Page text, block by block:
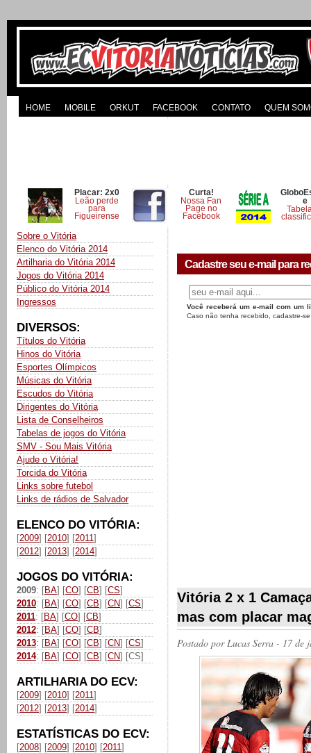
HOME MOBILE ORKUT FACEBOOK CONTATO QUEM
Placar: 2x0
Leão perde
para
Figueirense
Curta!
Nossa Fan
Page no
Facebook
e
Sobre o Vitória
Elenco do Vitória 2014
Artilharia do Vitória 2014
Jogos do Vitória 2014
Público do Vitória 2014
Ingressos
DIVERSOS:
Títulos do Vitória
Hinos do Vitória
Esportes Olímpicos
Músicas do Vitória
Escudos do Vitória
Dirigentes do Vitória
Lista de Conselheiros
Tabelas de jogos do Vitória
SMV - Sou Mais Vitória
Ajude o Vitória!
Torcida do Vitória
Links sobre futebol
Links de rádios de Salvador
ELENCO DO VITÓRIA:
[2009] [2010] [2011]
[2012] [2013] [2014]
JOGOS DO VITÓRIA:
2009: [BA] [CO] [CB] [CS]
2010: [BA] [CO] [CB] [CN] [CS]
2011: [BA] [CO] [CB]
2012: [BA] [CO] [CB]
2013: [BA] [CO] [CB] [CN] [CS]
2014: [BA] [CO] [CB] [CN] [CS]
ARTILHARIA DO ECV:
[2009] [2010] [2011]
[2012] [2013] [2014]
ESTATÍSTICAS DO ECV:
[2008] [2009] [2010] [2011]
Cadastre seu e-mail para
Você receberá um e-mail com um
Caso não tenha recebido, cadastre-
Vitória 2 x 1
mas com placar
Postado porLucas Serra - 17 de